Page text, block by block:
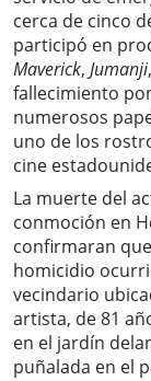
cerca de cinco
participó en
Maverick, Jumanji,
fallecimiento
numerosos
uno de los
cine
La muerte del
conmoción en
confirmaran
homicidio
vecindario
artista, de 81
en el jardín
puñalada en el